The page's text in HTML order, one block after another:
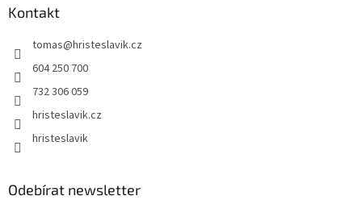
Kontakt
tomas@hristeslavik.cz
604 250 700
732 306 059
hristeslavik.cz
hristeslavik
Odebírat newsletter